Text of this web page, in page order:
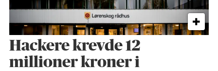
Hackere krevde 12
millioner kroner i